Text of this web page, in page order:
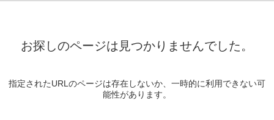
お探しのページは見つかりませんでした。
指定されたURLのページは存在しないか、一時的に利用できない可
能性があります。